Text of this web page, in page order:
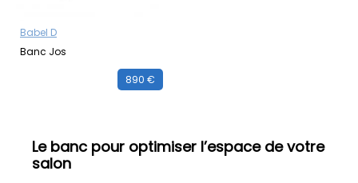
Babel D
Banc Jos
890 €
Le banc pour optimiser l’espace de votre
salon